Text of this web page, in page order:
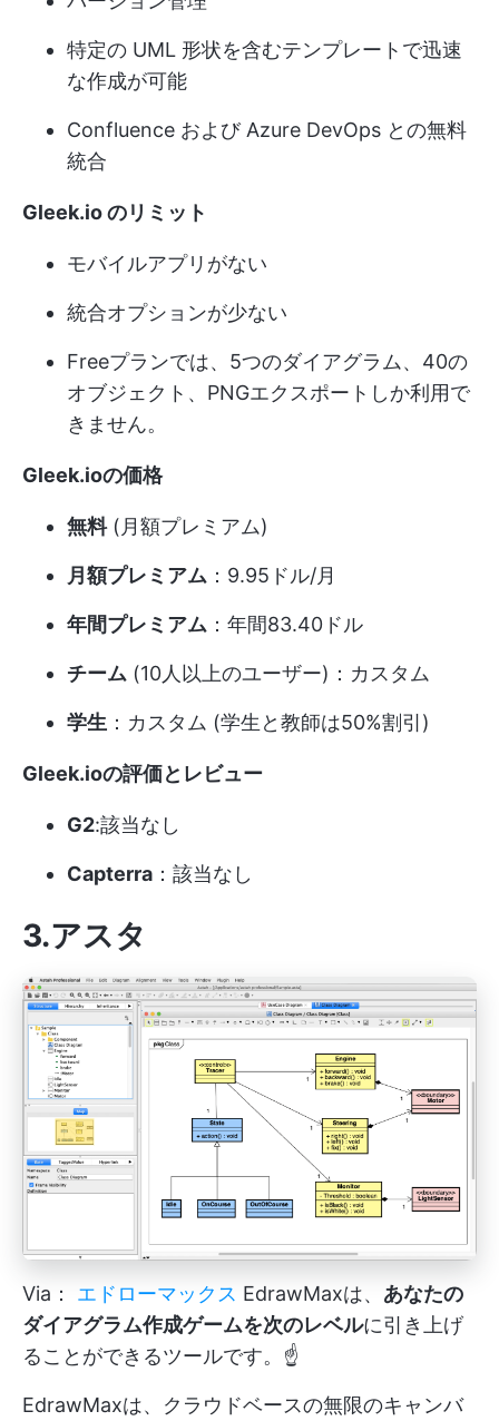
特定の UML 形状を含むテンプレートで迅速
な作成が可能
Confluence および Azure DevOps との無料
統合
Gleek.io のリミット
モバイルアプリがない
統合オプションが少ない
Freeプランでは、5つのダイアグラム、40の
オブジェクト、PNGエクスポートしか利用で
きません。
Gleek.ioの価格
無料(月額プレミアム)
月額プレミアム ：9.95ドル/月
年間プレミアム ：年間83.40ドル
チーム (10人以上のユーザー)：カスタム
学生 ：カスタム (学生と教師は50%割引)
Gleek.ioの評価とレビュー
G2:該当なし
Capterra ：該当なし
3.アスタ
Via： エドローマックス EdrawMaxは、 あなたの
ダイアグラム作成ゲームを次のレベルに引き上げ
ることができるツールです。☝️
EdrawMaxは、クラウドベースの無限のキャンバ